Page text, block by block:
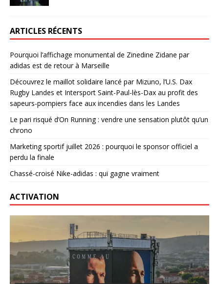
ARTICLES RÉCENTS
Pourquoi l’affichage monumental de Zinedine Zidane par
adidas est de retour à Marseille
Découvrez le maillot solidaire lancé par Mizuno, l’U.S. Dax
Rugby Landes et Intersport Saint-Paul-lès-Dax au profit des
sapeurs-pompiers face aux incendies dans les Landes
Le pari risqué d’On Running : vendre une sensation plutôt qu’un
chrono
Marketing sportif juillet 2026 : pourquoi le sponsor officiel a
perdu la finale
Chassé-croisé Nike-adidas : qui gagne vraiment
ACTIVATION